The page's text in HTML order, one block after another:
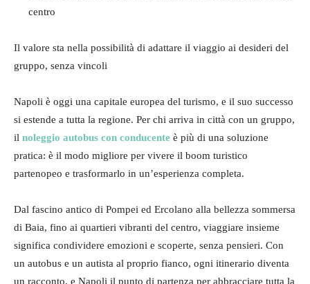
centro
Il valore sta nella possibilità di adattare il viaggio ai desideri del
gruppo, senza vincoli
Napoli è oggi una capitale europea del turismo, e il suo successo
si estende a tutta la regione. Per chi arriva in città con un gruppo,
il noleggio autobus con conducente è più di una soluzione
pratica: è il modo migliore per vivere il boom turistico
partenopeo e trasformarlo in un’esperienza completa.
Dal fascino antico di Pompei ed Ercolano alla bellezza sommersa
di Baia, fino ai quartieri vibranti del centro, viaggiare insieme
significa condividere emozioni e scoperte, senza pensieri. Con
un autobus e un autista al proprio fianco, ogni itinerario diventa
un racconto, e Napoli il punto di partenza per abbracciare tutta la